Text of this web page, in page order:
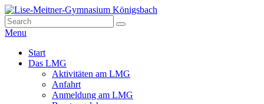
Skip
to
content
Lise-Meitner-Gymnasium Königsbach
Das Gymnasium der Gemeinden Königsbach-Stein, Kämpfelbach,
Eisingen und Ispringen
Search
for:
Suche
Menu
Hauptmenü
Start
Das LMG
Aktivitäten am LMG
Anfahrt
Anmeldung am LMG